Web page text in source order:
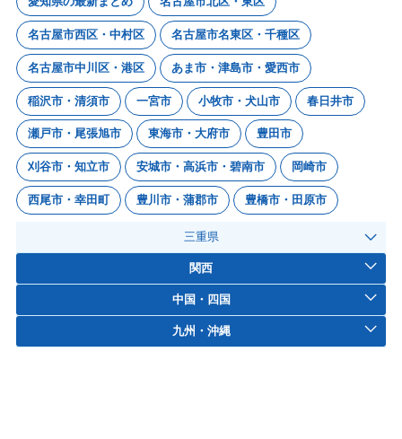
名古屋市西区・中村区 名古屋市名東区・千種区
名古屋市中川区・港区 あま市・津島市・愛西市
稲沢市・清須市 一宮市 小牧市・犬山市 春日井市
瀬戸市・尾張旭市 東海市・大府市 豊田市
刈谷市・知立市 安城市・高浜市・碧南市 岡崎市
西尾市・幸田町 豊川市・蒲郡市 豊橋市・田原市
三重県
関西
中国・四国
九州・沖縄